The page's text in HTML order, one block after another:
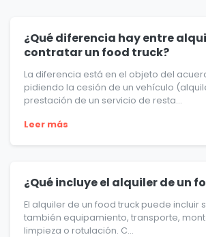
¿Qué diferencia hay entre
contratar un food truck?
La diferencia está en el objeto del
pidiendo la cesión de un vehículo
prestación de un servicio de resta...
Leer más
¿Qué incluye el alquiler de un
El alquiler de un food truck puede incluir
también equipamiento, transporte,
limpieza o rotulación. C...